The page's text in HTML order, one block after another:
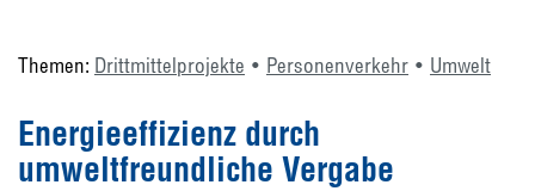
Themen: Drittmittelprojekte Personenverkehr Umwelt
Energieeffizienz durch
umweltfreundliche Vergabe